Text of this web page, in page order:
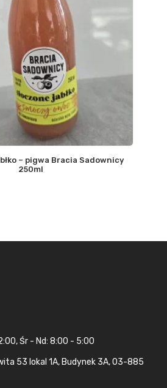
– pigwa Bracia Sadownicy
250ml
Śr - Nd: 8:00 - 5:00
53 lokal 1A, Budynek 3A, 03-885